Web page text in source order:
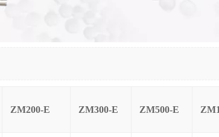
ZM200-E ZM300-E ZM500-E